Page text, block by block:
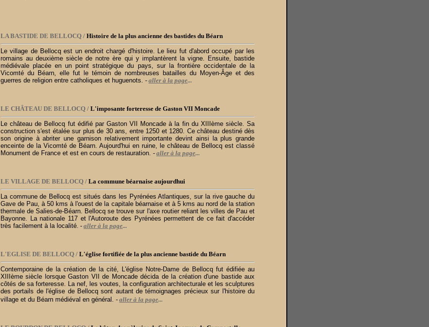
LA BASTIDE DE BELLOCQ / Histoire de la plus ancienne des bastides du Béarn
Le village de Bellocq est un endroit chargé d'histoire. Le lieu fut d'abord occupé par les
romains au deuxième siècle de notre ère qui y implantèrent la vigne. Ensuite, bastide
médiévale placée en un point stratégique du pays, sur la frontière occidentale de la
Vicomté du Béarn, elle fut le témoin de nombreuses batailles du Moyen-Âge et des
guerres de religion entre catholiques et huguenots. - aller à la page...
LE CHÂTEAU DE BELLOCQ / L'imposante forteresse de Gaston VII Moncade
Le château de Bellocq fut édifié par Gaston VII Moncade à la fin du XIIIème siècle. Sa
construction s'est étalée sur plus de 30 ans, entre 1250 et 1280. Ce château destiné dès
son origine à abriter une garnison relativement importante devint ainsi la plus grande
enceinte de la Vicomté de Béarn. Aujourd'hui en ruine, le château de Bellocq est classé
Monument de France et est en cours de restauration. - aller à la page...
LE VILLAGE DE BELLOCQ / La commune béarnaise aujourdhui
La commune de Bellocq est situés dans les Pyrénées Atlantiques, sur la rive gauche du
Gave de Pau, à 50 kms à l'ouest de la capitale béarnaise et à 5 kms au nord de la station
thermale de Salies-de-Béarn. Bellocq se trouve sur l'axe routier reliant les villes de Pau et
Bayonne. La nationale 117 et l'Autoroute des Pyrénées permettent de ce fait d'accéder
très facilement à la localité. - aller à la page...
L'EGLISE DE BELLOCQ / L'église fortifiée de la plus ancienne bastide du Béarn
Contemporaine de la création de la cité, L'église Notre-Dame de Bellocq fut édifiée au
XIIIème siècle lorsque Gaston VII de Moncade décida de la création d'une bastide aux
côtés de sa forteresse. La nef, les voutes, la configuration architecturale et les sculptures
des portails de l'église de Bellocq sont autant de témoignages précieux sur l'histoire du
village et du Béarn médiéval en général. - aller à la page...